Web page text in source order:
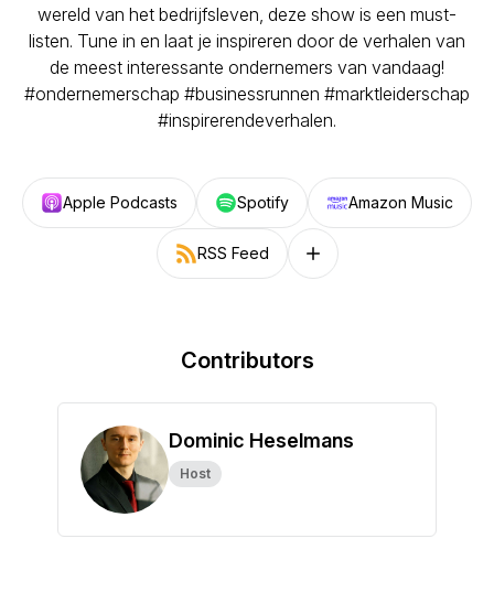
wereld van het bedrijfsleven, deze show is een must-
listen. Tune in en laat je inspireren door de verhalen van
de meest interessante ondernemers van vandaag!
#ondernemerschap #businessrunnen #marktleiderschap
#inspirerendeverhalen.
Apple Podcasts Spotify Amazon Music
RSS Feed Follow on other platforms
Contributors
Dominic Heselmans
Host